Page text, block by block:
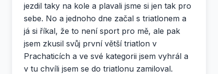
jezdil taky na kole a plavali jsme si jen tak pro
sebe. No a jednoho dne začal s triatlonem a
já si říkal, že to není sport pro mě, ale pak
jsem zkusil svůj první větší triatlon v
Prachaticích a ve své kategorii jsem vyhrál a
v tu chvíli jsem se do triatlonu zamiloval.